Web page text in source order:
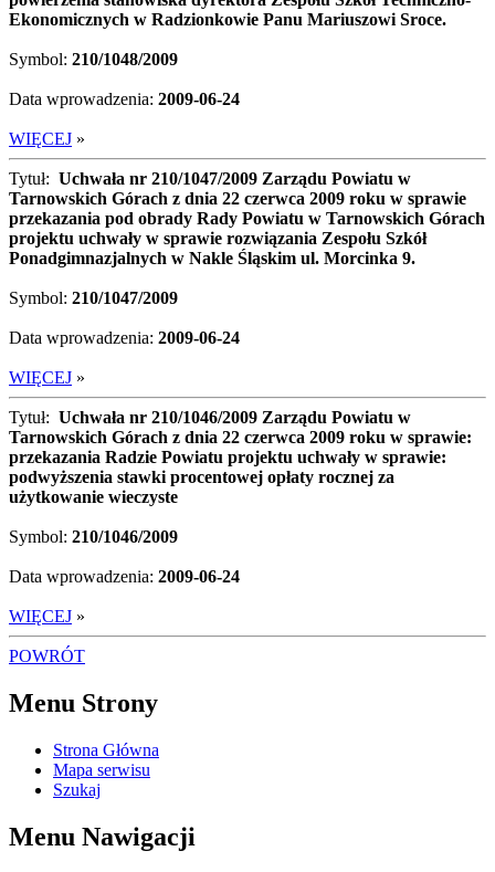
Ekonomicznych w Radzionkowie Panu Mariuszowi Sroce.
Symbol: 210/1048/2009
Data wprowadzenia: 2009-06-24
WIĘCEJ »
Tytuł: Uchwała nr 210/1047/2009 Zarządu Powiatu w
Tarnowskich Górach z dnia 22 czerwca 2009 roku w sprawie
przekazania pod obrady Rady Powiatu w Tarnowskich Górach
projektu uchwały w sprawie rozwiązania Zespołu Szkół
Ponadgimnazjalnych w Nakle Śląskim ul. Morcinka 9.
Symbol: 210/1047/2009
Data wprowadzenia: 2009-06-24
WIĘCEJ »
Tytuł: Uchwała nr 210/1046/2009 Zarządu Powiatu w
Tarnowskich Górach z dnia 22 czerwca 2009 roku w sprawie:
przekazania Radzie Powiatu projektu uchwały w sprawie:
podwyższenia stawki procentowej opłaty rocznej za
użytkowanie wieczyste
Symbol: 210/1046/2009
Data wprowadzenia: 2009-06-24
WIĘCEJ »
POWRÓT
Menu Strony
Strona Główna
Mapa serwisu
Szukaj
Menu Nawigacji